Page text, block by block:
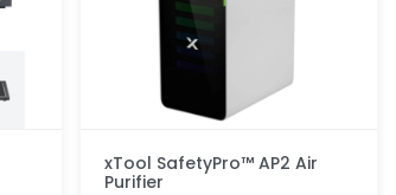
xTool SafetyPro™ AP2 Air
Purifier